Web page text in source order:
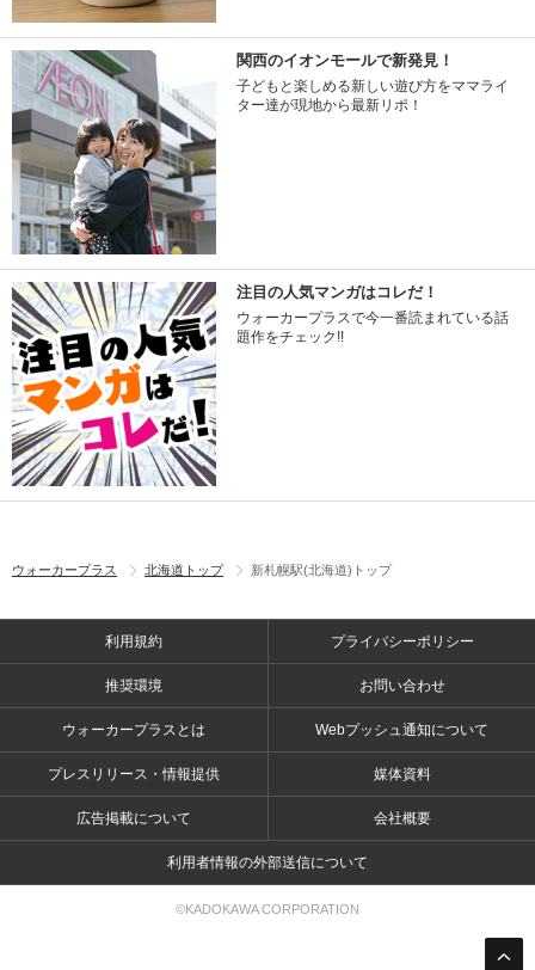
関西のイオンモールで新発見！
子どもと楽しめる新しい遊び方をママライ
ター達が現地から最新リポ！
注目の人気マンガはコレだ！
ウォーカープラスで今一番読まれている話
題作をチェック!!
ウォーカープラス 北海道トップ 新札幌駅(北海道)トップ
利用規約 プライバシーポリシー
推奨環境 お問い合わせ
ウォーカープラスとは Webプッシュ通知について
プレスリリース・情報提供 媒体資料
広告掲載について 会社概要
利用者情報の外部送信について
©KADOKAWA CORPORATION